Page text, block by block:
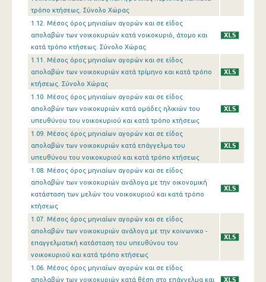
τρόπο κτήσεως. Σύνολο Χώρας
1.12. Μέσος όρος μηνιαίων αγορών και σε είδος
απολαβών των νοικοκυριών κατά νοικοκυριό, άτομο και
κατά τρόπο κτήσεως. Σύνολο Χώρας
1.11. Μέσος όρος μηνιαίων αγορών και σε είδος
απολαβών των νοικοκυριών κατά τρίμηνο και κατά τρόπο
κτήσεως. Σύνολο Χώρας
1.10. Μέσος όρος μηνιαίων αγορών και σε είδος
απολαβών των νοικοκυριών κατά ομάδες ηλικιών του
υπευθύνου του νοικοκυριού και κατά τρόπο κτήσεως
1.09. Μέσος όρος μηνιαίων αγορών και σε είδος
απολαβών των νοικοκυριών κατά επάγγελμα του
υπευθύνου του νοικοκυριού και κατά τρόπο κτήσεως
1.08. Μέσος όρος μηνιαίων αγορών και σε είδος
απολαβών των νοικοκυριών ανάλογα με την οικονομική
κατάσταση των μελών του νοικοκυριού και κατά τρόπο
κτήσεως
1.07. Μέσος όρος μηνιαίων αγορών και σε είδος
απολαβών των νοικοκυριών ανάλογα με την κοινωνικο -
επαγγελματική κατάσταση του υπευθύνου του
νοικοκυριού και κατά τρόπο κτήσεως
1.06. Μέσος όρος μηνιαίων αγορών και σε είδος
απολαβών των νοικοκυριών κατά θέση στο επάγγελμα και